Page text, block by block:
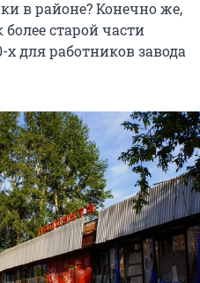
в районе? Конечно же,
старой части
для работников завода